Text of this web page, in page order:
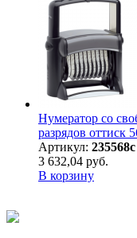
Нумератор со
разрядов
Артикул: 235568с
3 632,04 руб.
В корзину